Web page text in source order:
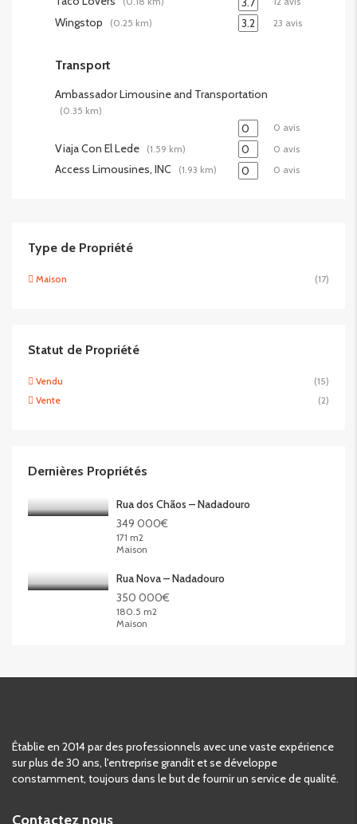
Wingstop (0.25 km) 23 avis
Transport
Ambassador Limousine and Transportation
(0.35 km)
0 avis
Viaja Con El Lede (1.59 km) 0 avis
Access Limousines, INC (1.93 km) 0 avis
Type de Propriété
Maison (17)
Statut de Propriété
Vendu
(15)
Vente
(2)
Dernières Propriétés
Rua dos Chãos – Nadadouro
349 000€
171 m2
Maison
Rua Nova – Nadadouro
350 000€
180.5 m2
Maison
Établie en 2014 par des professionnels avec une vaste expérience
sur plus de 30 ans, l'entreprise grandit et se développe
constamment, toujours dans le but de fournir un service de qualité.
Contactez nous